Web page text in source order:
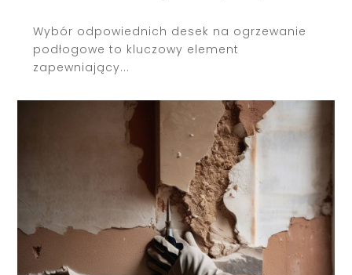
Wybór odpowiednich desek na ogrzewanie
podłogowe to kluczowy element
zapewniający...